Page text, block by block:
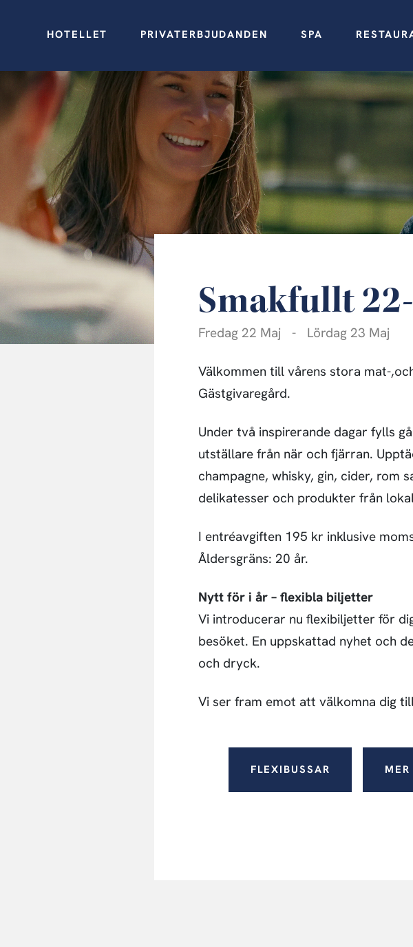
HOTELLET PRIVATERBJUDANDEN SPA
Smakfullt
Fredag 22 Maj - Lördag 23 Maj
Välkommen till vårens stora mat-
Gästgivaregård.
Under två inspirerande dagar fylls
utställare från när och fjärran.
champagne, whisky, gin, cider, rom
delikatesser och produkter från
I entréavgiften 195 kr inklusive
Åldersgräns: 20 år.
Nytt för i år – flexibla biljetter
Vi introducerar nu flexibiljetter för
besöket. En uppskattad nyhet och
och dryck.
Vi ser fram emot att välkomna dig
FLEXIBUSSAR